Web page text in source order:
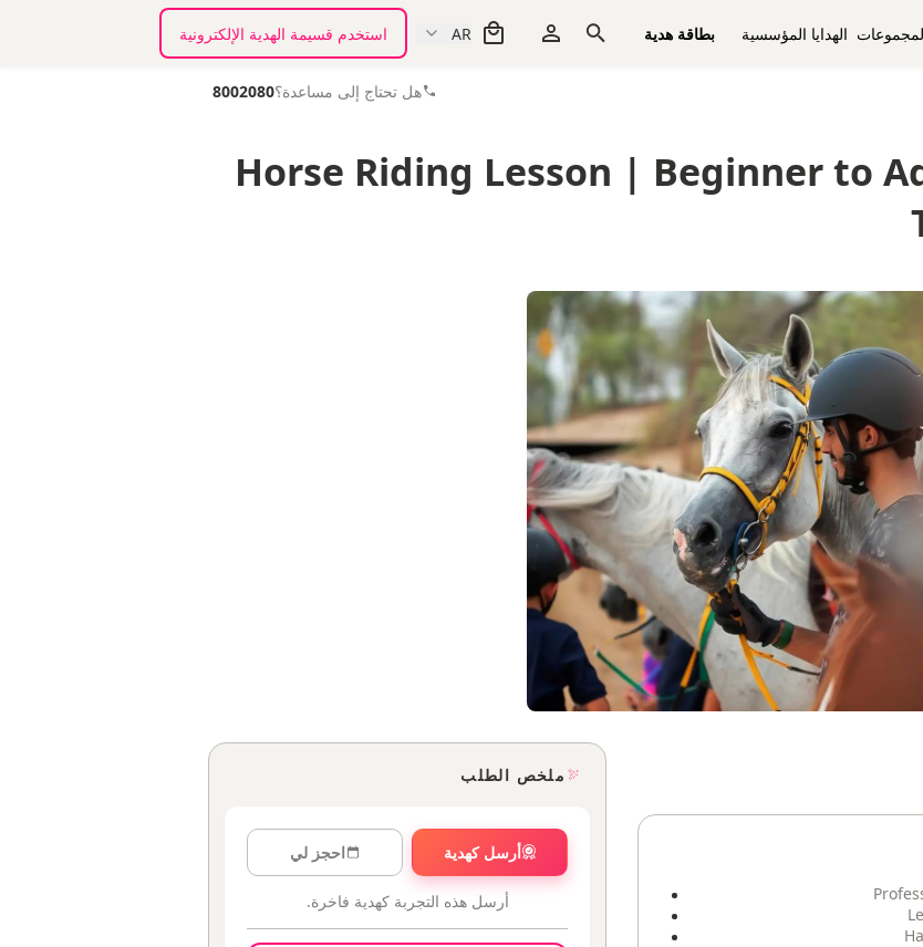
الهدايا المؤسسية بطاقة هدية AR استخدم قسيمة الهدية الإلكترونية
هل تحتاج إلى مساعدة؟8002080
Horse Riding Lesson | Beginner to
ملخص الطلب
أرسل كهدية احجز لي
أرسل هذه التجربة كهدية فاخرة.